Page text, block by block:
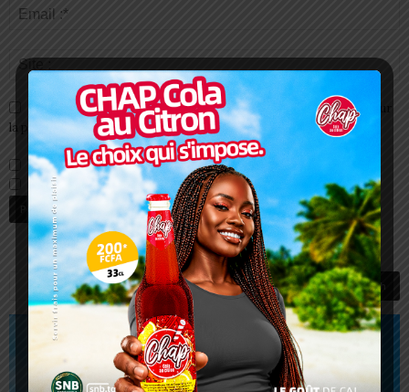
Enregistrer mon nom, email et site web dans ce navigateur pour
la prochaine fois que je commenterai.
Prévenez-moi de tous les nouveaux commentaires par e-mail.
Prévenez-moi de tous les nouveaux articles par e-mail.